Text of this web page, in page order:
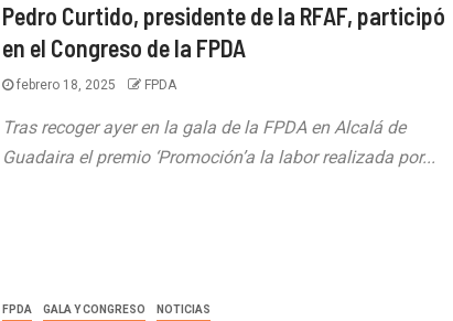
Pedro Curtido, presidente de la RFAF, participó
en el Congreso de la FPDA
febrero 18, 2025 FPDA
Tras recoger ayer en la gala de la FPDA en Alcalá de
Guadaira el premio ‘Promoción’a la labor realizada por...
FPDA GALA Y CONGRESO NOTICIAS